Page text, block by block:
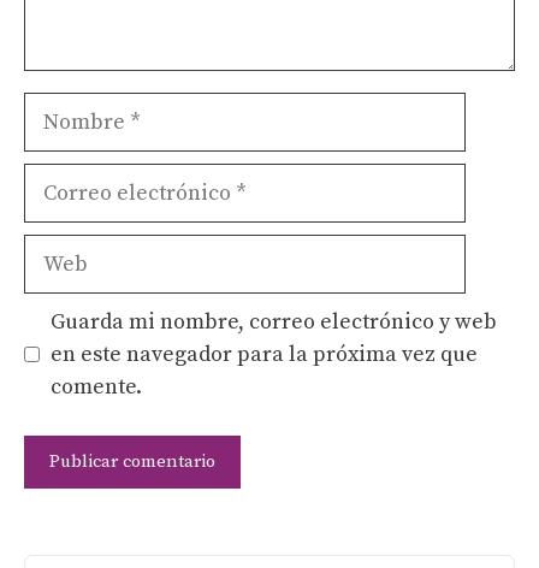
Nombre
Correo
Web
Guarda mi nombre, correo electrónico y web
en este navegador para la próxima vez que
comente.